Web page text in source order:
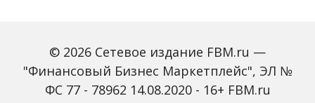
© 2026 Сетевое издание FBM.ru —
"Финансовый Бизнес Маркетплейс", ЭЛ №
ФС 77 - 78962 14.08.2020 - 16+ FBM.ru